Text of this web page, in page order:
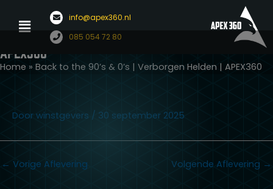
naar
de
info@apex360.nl
085 054 72 80
Menu
Back to the 90's & 0's | Verborgen Helden |
APEX360
Home » Back to the 90’s & 0’s | Verborgen Helden | APEX360
Door winstgevers / 30 september 2025
← Vorige Aflevering Volgende Aflevering →